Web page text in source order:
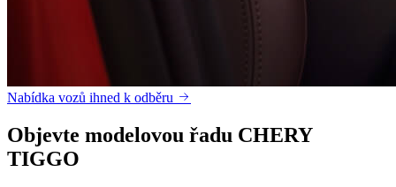
Nabídka vozů ihned k odběru
Objevte modelovou řadu CHERY
TIGGO